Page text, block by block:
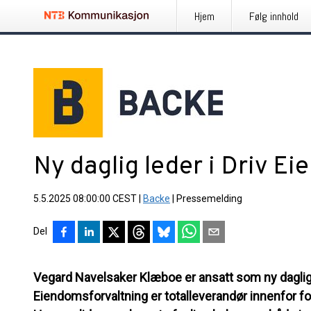
Hjem Følg innhold
Ny daglig leder i Driv
5.5.2025 08:00:00 CEST Backe Pressemelding
Del
Vegard Navelsaker Klæboe er ansatt som ny
Eiendomsforvaltning er totalleverandør innenfor